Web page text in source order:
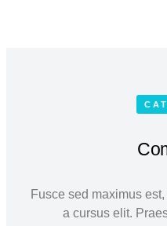
Fusce sed maximus
a cursus elit.